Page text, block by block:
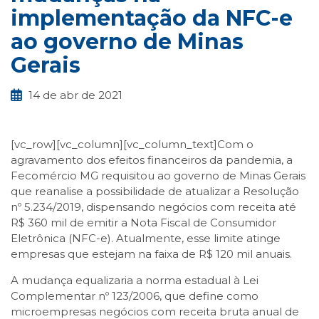
implementação da NFC-e
ao governo de Minas
Gerais
14 de abr de 2021
[vc_row][vc_column][vc_column_text]Com o
agravamento dos efeitos financeiros da pandemia, a
Fecomércio MG requisitou ao governo de Minas Gerais
que reanalise a possibilidade de atualizar a Resolução
nº 5.234/2019, dispensando negócios com receita até
R$ 360 mil de emitir a Nota Fiscal de Consumidor
Eletrônica (NFC-e). Atualmente, esse limite atinge
empresas que estejam na faixa de R$ 120 mil anuais.
A mudança equalizaria a norma estadual à Lei
Complementar nº 123/2006, que define como
microempresas negócios com receita bruta anual de